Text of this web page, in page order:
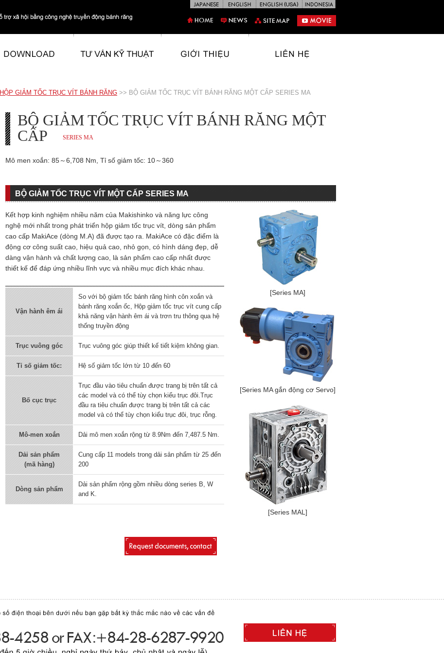
HỘP GIẢM TỐC TRỤC VÍT BÁNH RĂNG >> BỘ GIẢM TỐC TRỤC VÍT BÁNH RĂNG MỘT CẤP SERIES MA
BỘ GIẢM TỐC TRỤC VÍT BÁNH RĂNG MỘT
CẤP
SERIES MA
Mô men xoắn: 85～6,708 Nm, Tỉ số giảm tốc: 10～360
BỘ GIẢM TỐC TRỤC VÍT MỘT CẤP SERIES MA
Kết hợp kinh nghiệm nhiều năm của Makishinko và năng lực công
nghệ mới nhất trong phát triển hộp giảm tốc trục vít, dòng sản phẩm
cao cấp MakiAce (dòng M.A) đã được tạo ra. MakiAce có đặc điểm là
động cơ công suất cao, hiệu quả cao, nhỏ gọn, có hình dáng đẹp, dễ
dàng vận hành và chất lượng cao, là sản phẩm cao cấp nhất được
thiết kế để đáp ứng nhiều lĩnh vực và nhiều mục đích khác nhau.
Vận hành êm ái
So với bộ giảm tốc bánh răng hình côn xoắn và
bánh răng xoắn ốc, Hộp giảm tốc trục vít cung cấp
khả năng vận hành êm ái và trơn tru thông qua hệ
thống truyền động
Trục vuông góc Trục vuông góc giúp thiết kế tiết kiệm không gian.
Tỉ số giảm tốc: Hệ số giảm tốc lớn từ 10 đến 60
Bố cục trục
Trục đầu vào tiêu chuẩn được trang bị trên tất cả
các model và có thể tùy chọn kiểu trục đôi.Trục
đầu ra tiêu chuẩn được trang bị trên tất cả các
model và có thể tùy chọn kiểu trục đôi, trục rỗng.
Mô-men xoắn Dải mô men xoắn rộng từ 8.9Nm đến 7,487.5 Nm.
Dải sản phẩm
(mã hàng)
Cung cấp 11 models trong dải sản phẩm từ 25 đến
200
Dòng sản phẩm
Dải sản phẩm rộng gồm nhiều dòng series B, W
and K.
[Series MA]
[Series MA gắn động cơ Servo]
[Series MAL]